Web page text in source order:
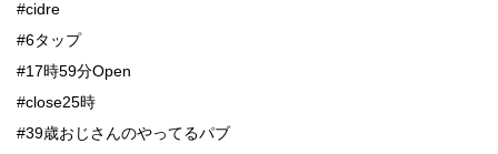
#cidre
#6タップ
#17時59分Open
#close25時
#39歳おじさんのやってるパブ